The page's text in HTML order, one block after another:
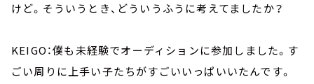
けど。そういうとき、どういうふうに考えてましたか？
KEIGO：僕も未経験でオーディションに参加しました。す
ごい周りに上手い子たちがすごいいっぱいいたんです。